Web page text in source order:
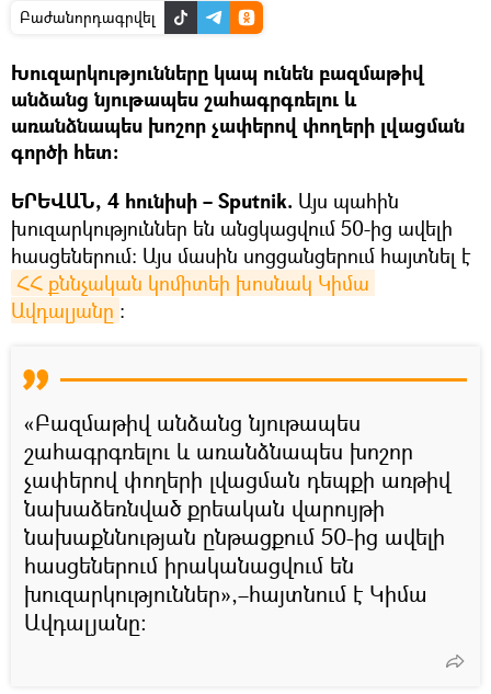
Բաժանորդագրվել
Խուզարկությունները կապ ունեն բազմաթիվ
անձանց նյութապես շահագրգռելու և
առանձնապես խոշոր չափերով փողերի լվացման
գործի հետ։
ԵՐԵՎԱՆ, 4 հունիսի – Sputnik. Այս պահին
խուզարկություններ են անցկացվում 50-ից ավելի
հասցեներում։ Այս մասին սոցցանցերում հայտնել է
ՀՀ քննչական կոմիտեի խոսնակ Կիմա
Ավդալյանը ։
«Բազմաթիվ անձանց նյութապես
շահագրգռելու և առանձնապես խոշոր
չափերով փողերի լվացման դեպքի առթիվ
նախաձեռնված քրեական վարույթի
նախաքննության ընթացքում 50-ից ավելի
հասցեներում իրականացվում են
խուզարկություններ»,–հայտնում է Կիմա
Ավդալյանը: